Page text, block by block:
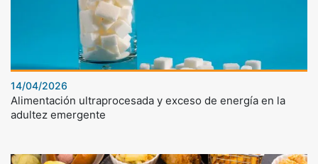
14/04/2026
Alimentación ultraprocesada y exceso de energía en la
adultez emergente